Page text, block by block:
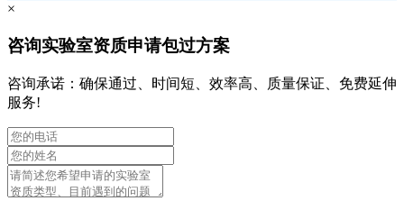
×
咨询实验室资质申请包过方案
咨询承诺：确保通过、时间短、效率高、质量保证、免费延伸
服务!